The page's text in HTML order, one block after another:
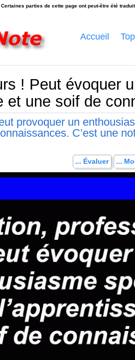
Accueil
! Peut évoquer
et une soif de
provoquer un
C’est une
... Évaluer ...